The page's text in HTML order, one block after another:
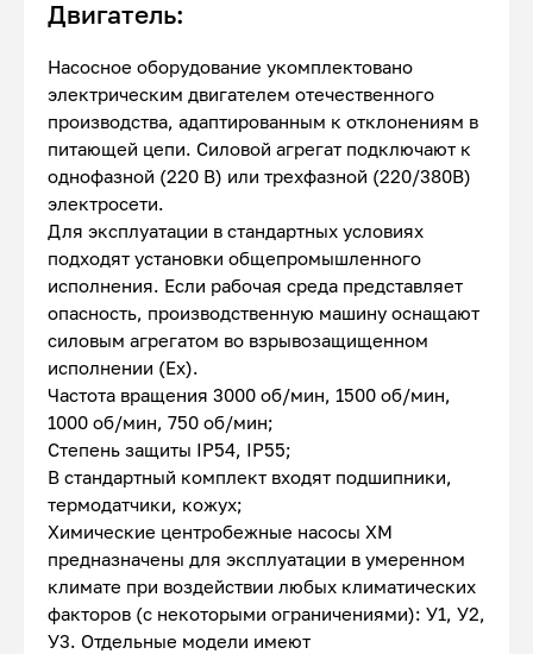
Двигатель:
Насосное оборудование укомплектовано
электрическим двигателем отечественного
производства, адаптированным к отклонениям в
питающей цепи. Силовой агрегат подключают к
однофазной (220 В) или трехфазной (220/380В)
электросети.
Для эксплуатации в стандартных условиях
подходят установки общепромышленного
исполнения. Если рабочая среда представляет
опасность, производственную машину оснащают
силовым агрегатом во взрывозащищенном
исполнении (Ex).
Частота вращения 3000 об/мин, 1500 об/мин,
1000 об/мин, 750 об/мин;
Степень защиты IP54, IP55;
В стандартный комплект входят подшипники,
термодатчики, кожух;
Химические центробежные насосы ХМ
предназначены для эксплуатации в умеренном
климате при воздействии любых климатических
факторов (с некоторыми ограничениями): У1, У2,
У3. Отдельные модели имеют